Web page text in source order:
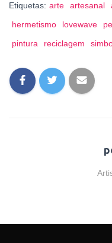
Etiquetas: arte artesanal
hermetismo
lovewave
pintura
reciclagem